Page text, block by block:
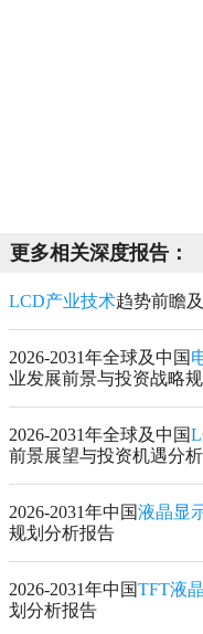
更多相关深度报告：
LCD产业技术趋势前瞻
2026-2031年全球及中国
业发展前景与投资战略
2026-2031年全球及中国
前景展望与投资机遇分
2026-2031年中国液晶显
规划分析报告
2026-2031年中国TFT液
划分析报告